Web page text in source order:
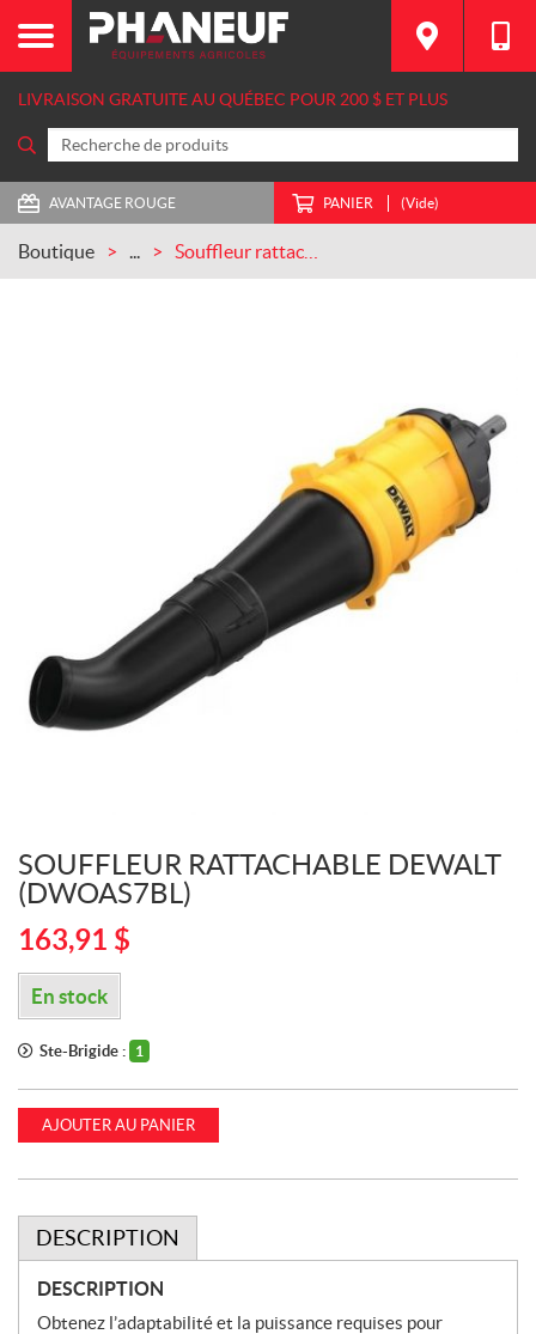
LIVRAISON GRATUITE AU QUÉBEC POUR 200 $ ET PLUS
AVANTAGE ROUGE PANIER (Vide)
Boutique ...
SOUFFLEUR RATTACHABLE DEWALT
(DWOAS7BL)
163,91 $
En stock
Ste-Brigide : 1
AJOUTER AU PANIER
DESCRIPTION
DESCRIPTION
Obtenez l’adaptabilité et la puissance requises pour